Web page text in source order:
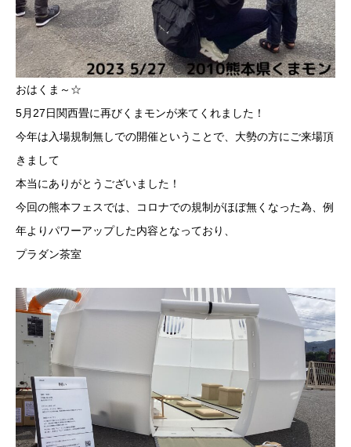
おはくま～☆
5月27日関西畳に再びくまモンが来てくれました！
今年は入場規制無しでの開催ということで、大勢の方にご来場頂
きまして
本当にありがとうございました！
今回の熊本フェスでは、コロナでの規制がほぼ無くなった為、例
年よりパワーアップした内容となっており、
プラダン茶室